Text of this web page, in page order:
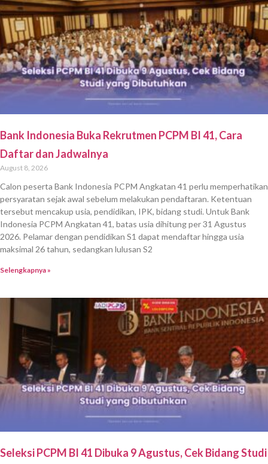
Bank Indonesia Buka Rekrutmen PCPM BI 41, Cara
Daftar dan Jadwalnya
August 8, 2026
Calon peserta Bank Indonesia PCPM Angkatan 41 perlu memperhatikan
persyaratan sejak awal sebelum melakukan pendaftaran. Ketentuan
tersebut mencakup usia, pendidikan, IPK, bidang studi. Untuk Bank
Indonesia PCPM Angkatan 41, batas usia dihitung per 31 Agustus
2026. Pelamar dengan pendidikan S1 dapat mendaftar hingga usia
maksimal 26 tahun, sedangkan lulusan S2
Selengkapnya »
Seleksi PCPM BI 41 Dibuka 9 Agustus, Cek Bidang Studi